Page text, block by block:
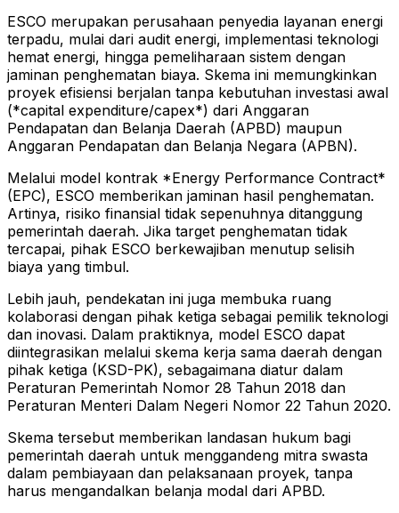
ESCO merupakan perusahaan penyedia layanan energi
terpadu, mulai dari audit energi, implementasi teknologi
hemat energi, hingga pemeliharaan sistem dengan
jaminan penghematan biaya. Skema ini memungkinkan
proyek efisiensi berjalan tanpa kebutuhan investasi awal
(*capital expenditure/capex*) dari Anggaran
Pendapatan dan Belanja Daerah (APBD) maupun
Anggaran Pendapatan dan Belanja Negara (APBN).
Melalui model kontrak *Energy Performance Contract*
(EPC), ESCO memberikan jaminan hasil penghematan.
Artinya, risiko finansial tidak sepenuhnya ditanggung
pemerintah daerah. Jika target penghematan tidak
tercapai, pihak ESCO berkewajiban menutup selisih
biaya yang timbul.
Lebih jauh, pendekatan ini juga membuka ruang
kolaborasi dengan pihak ketiga sebagai pemilik teknologi
dan inovasi. Dalam praktiknya, model ESCO dapat
diintegrasikan melalui skema kerja sama daerah dengan
pihak ketiga (KSD-PK), sebagaimana diatur dalam
Peraturan Pemerintah Nomor 28 Tahun 2018 dan
Peraturan Menteri Dalam Negeri Nomor 22 Tahun 2020.
Skema tersebut memberikan landasan hukum bagi
pemerintah daerah untuk menggandeng mitra swasta
dalam pembiayaan dan pelaksanaan proyek, tanpa
harus mengandalkan belanja modal dari APBD.